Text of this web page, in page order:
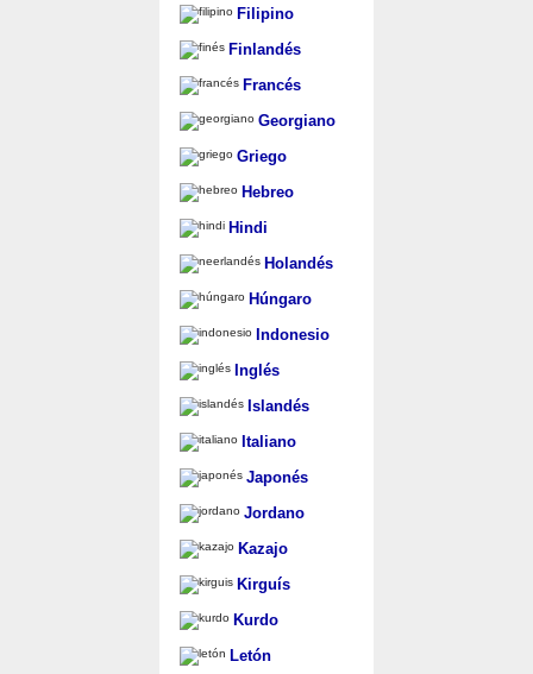
Filipino
Finlandés
Francés
Georgiano
Griego
Hebreo
Hindi
Holandés
Húngaro
Indonesio
Inglés
Islandés
Italiano
Japonés
Jordano
Kazajo
Kirguís
Kurdo
Letón